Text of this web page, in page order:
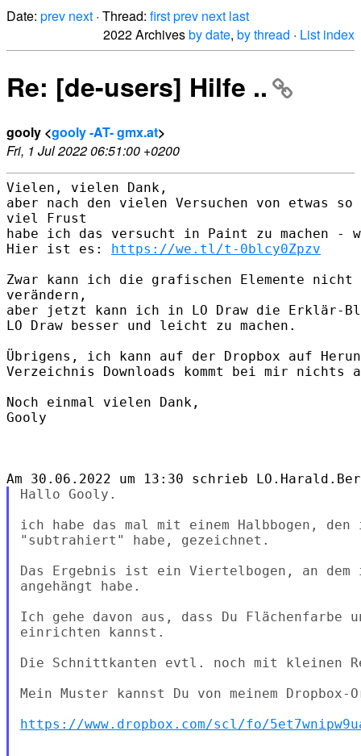
Date: prev next · Thread: firstprev next last
2022 Archivesby date, by thread · List index
Re: [de-users] Hilfe ..
gooly <gooly -AT- gmx.at>
Fri, 1 Jul 2022 06:51:00 +0200
Vielen, vielen Dank,
aber nach den vielen Versuchen von etwas so
viel Frust
habe ich das versucht in Paint zu machen -
Hier ist es: https://we.tl/t-0blcy0Zpzv
Zwar kann ich die grafischen Elemente nicht
verändern,
aber jetzt kann ich in LO Draw die Erklär-
LO Draw besser und leicht zu machen.
Übrigens, ich kann auf der Dropbox auf
Verzeichnis Downloads kommt bei mir nichts
Noch einmal vielen Dank,
Gooly
Hallo Gooly.
ich habe das mal mit einem Halbbogen,
"subtrahiert" habe, gezeichnet.
Das Ergebnis ist ein Viertelbogen, an dem
angehängt habe.
Ich gehe davon aus, dass Du Flächenfarbe
einrichten kannst.
Die Schnittkanten evtl. noch mit kleinen
Mein Muster kannst Du von meinem
https://www.dropbox.com/scl/fo/